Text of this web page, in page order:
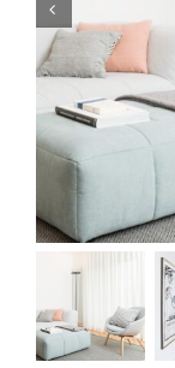
Referenzen
Marken
Ratgeber
Sale